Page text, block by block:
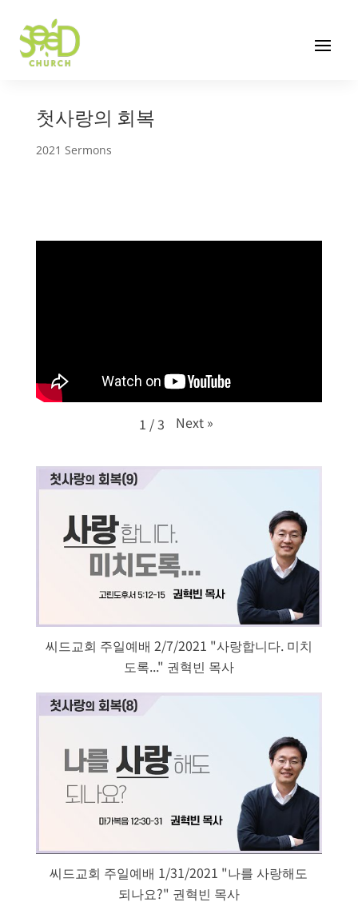
첫사랑의 회복
2021 Sermons
1 /3 Next »
씨드교회 주일예배 2/7/2021 "사랑합니다. 미치
도록..." 권혁빈 목사
씨드교회 주일예배 1/31/2021 "나를 사랑해도
되나요?" 권혁빈 목사